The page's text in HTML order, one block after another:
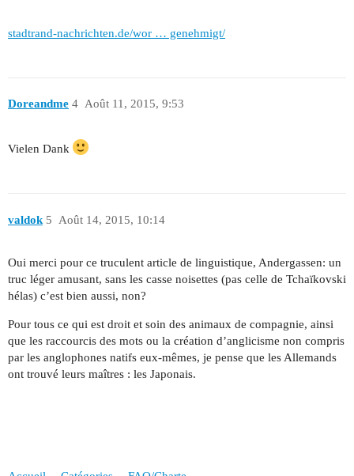
stadtrand-nachrichten.de/wor … genehmigt/
Doreandme Août 11, 2015, 9:53
4
Vielen Dank
valdok Août 14, 2015, 10:14
5
Oui merci pour ce truculent article de linguistique, Andergassen: un
truc léger amusant, sans les casse noisettes (pas celle de Tchaïkovski
hélas) c’est bien aussi, non?
Pour tous ce qui est droit et soin des animaux de compagnie, ainsi
que les raccourcis des mots ou la création d’anglicisme non compris
par les anglophones natifs eux-mêmes, je pense que les Allemands
ont trouvé leurs maîtres : les Japonais.